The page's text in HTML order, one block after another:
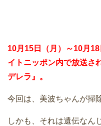
10月15日（月）～10月
イトニッポン内で放送さ
デレラ』。
今回は、美波ちゃんが掃
しかも、それは遺伝なん